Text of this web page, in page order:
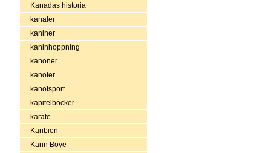
Kanadas historia
kanaler
kaniner
kaninhoppning
kanoner
kanoter
kanotsport
kapitelböcker
karate
Karibien
Karin Boye